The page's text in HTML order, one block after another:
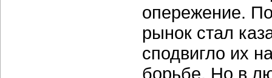
опережение.
рынок стал
сподвигло их
борьбе. Но в